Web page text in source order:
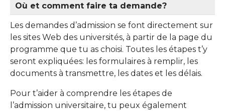
Où et comment faire ta demande?
Les demandes d’admission se font directement sur
les sites Web des universités, à partir de la page du
programme que tu as choisi. Toutes les étapes t’y
seront expliquées: les formulaires à remplir, les
documents à transmettre, les dates et les délais.
Pour t’aider à comprendre les étapes de
l’admission universitaire, tu peux également